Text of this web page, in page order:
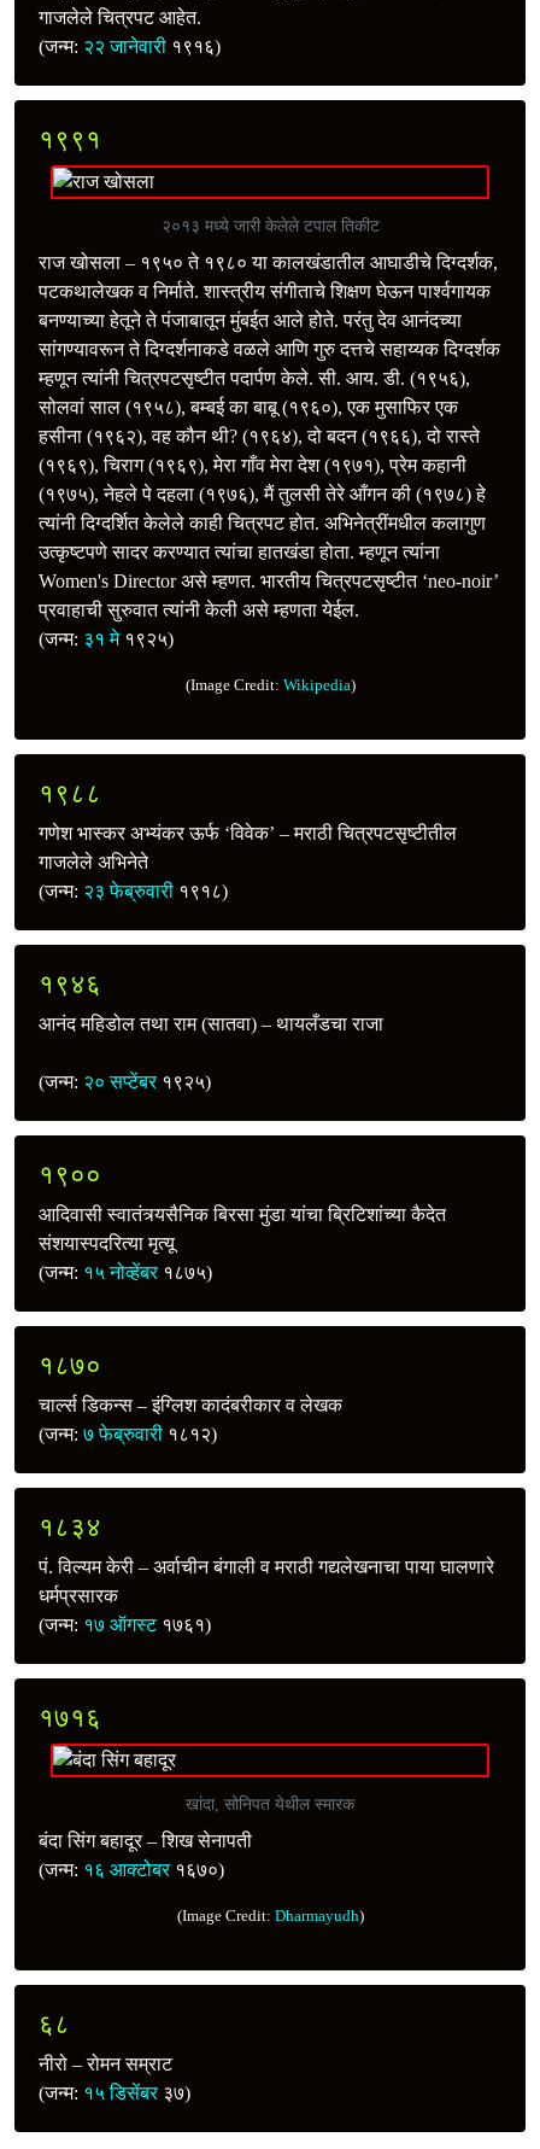
गाजलेले चित्रपट आहेत.
(जन्म: २२ जानेवारी १९१६)
१९९१
२०१३ मध्ये जारी केलेले टपाल तिकीट
राज खोसला – १९५० ते १९८० या कालखंडातील आघाडीचे दिग्दर्शक,
पटकथालेखक व निर्माते. शास्त्रीय संगीताचे शिक्षण घेऊन पार्श्वगायक
बनण्याच्या हेतूने ते पंजाबातून मुंबईत आले होते. परंतु देव आनंदच्या
सांगण्यावरून ते दिग्दर्शनाकडे वळले आणि गुरु दत्तचे सहाय्यक दिग्दर्शक
म्हणून त्यांनी चित्रपटसृष्टीत पदार्पण केले. सी. आय. डी. (१९५६),
सोलवां साल (१९५८), बम्बई का बाबू (१९६०), एक मुसाफिर एक
हसीना (१९६२), वह कौन थी? (१९६४), दो बदन (१९६६), दो रास्ते
(१९६९), चिराग (१९६९), मेरा गाँव मेरा देश (१९७१), प्रेम कहानी
(१९७५), नेहले पे दहला (१९७६), मैं तुलसी तेरे आँगन की (१९७८) हे
त्यांनी दिग्दर्शित केलेले काही चित्रपट होत. अभिनेत्रींमधील कलागुण
उत्कृष्टपणे सादर करण्यात त्यांचा हातखंडा होता. म्हणून त्यांना
Women's Director असे म्हणत. भारतीय चित्रपटसृष्टीत ‘neo-noir’
प्रवाहाची सुरुवात त्यांनी केली असे म्हणता येईल.
(जन्म: ३१ मे१९२५)
(Image Credit: Wikipedia)
१९८८
गणेश भास्कर अभ्यंकर ऊर्फ ‘विवेक’ – मराठी चित्रपटसृष्टीतील
गाजलेले अभिनेते
(जन्म: २३ फेब्रुवारी १९१८)
१९४६
आनंद महिडोल तथा राम (सातवा) – थायलँडचा राजा
(जन्म: २० सप्टेंबर १९२५)
१९००
आदिवासी स्वातंत्र्यसैनिक बिरसा मुंडा यांचा ब्रिटिशांच्या कैदेत
संशयास्पदरित्या मृत्यू
(जन्म: १५ नोव्हेंबर१८७५)
१८७०
चार्ल्स डिकन्स – इंग्लिश कादंबरीकार व लेखक
(जन्म: ७ फेब्रुवारी १८१२)
१८३४
पं. विल्यम केरी – अर्वाचीन बंगाली व मराठी गद्यलेखनाचा पाया घालणारे
धर्मप्रसारक
(जन्म: १७ ऑगस्ट१७६१)
१७१६
खांदा, सोनिपत येथील स्मारक
बंदा सिंग बहादूर – शिख सेनापती
(जन्म: १६ आक्टोबर१६७०)
(Image Credit: Dharmayudh)
६८
नीरो – रोमन सम्राट
(जन्म: १५ डिसेंबर३७)